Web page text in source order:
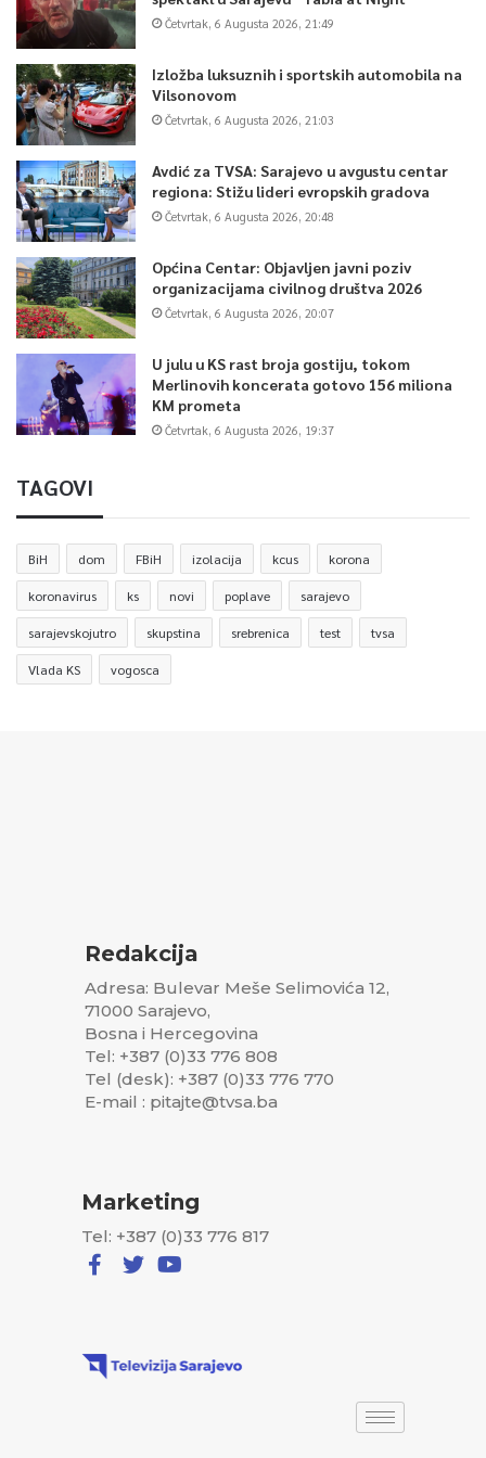
Sarajevo poručuje građanima da, i pored brojnih izazova sa
kojima se policijski službenici svakodnevno suočavaju u svom
radu, mogu računati na policiju Kantona Sarajevo koja će i
dalje unapređivati stanje sigurnosti i postizati najviše
optimalne ciljeve u okviru svojih nadležnosti – saopštili su iz
Sindikata policije.
Article Rating
Četvrtak, 6 Augusta 2026, 21:49
Izložba luksuznih i sportskih automobila na
Vilsonovom
Četvrtak, 6 Augusta 2026, 21:03
Avdić za TVSA: Sarajevo u avgustu centar
regiona: Stižu lideri evropskih gradova
Četvrtak, 6 Augusta 2026, 20:48
Općina Centar: Objavljen javni poziv
organizacijama civilnog društva 2026
Četvrtak, 6 Augusta 2026, 20:07
U julu u KS rast broja gostiju, tokom
Merlinovih koncerata gotovo 156 miliona
KM prometa
Četvrtak, 6 Augusta 2026, 19:37
TAGOVI
BiH dom FBiH izolacija kcus korona
koronavirus ks novi poplave sarajevo
sarajevskojutro skupstina srebrenica test tvsa
Vlada KS vogosca
Redakcija
Adresa: Bulevar Meše Selimovića 12,
71000 Sarajevo,
Bosna i Hercegovina
Tel: +387 (0)33 776 808
Tel (desk): +387 (0)33 776 770
E-mail : pitajte@tvsa.ba
Marketing
Tel: +387 (0)33 776 817